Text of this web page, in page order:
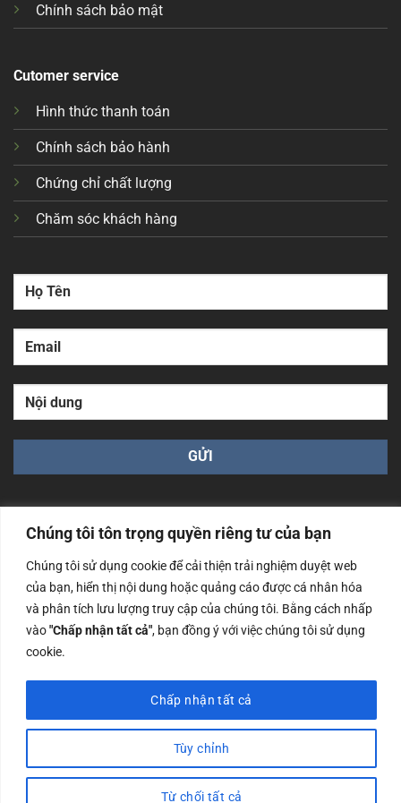
Chúng tôi tôn trọng quyền riêng tư của bạn
Chúng tôi sử dụng cookie để cải thiện trải nghiệm duyệt web
của bạn, hiển thị nội dung hoặc quảng cáo được cá nhân hóa
và phân tích lưu lượng truy cập của chúng tôi. Bằng cách nhấp
vào"Chấp nhận tất cả", bạn đồng ý với việc chúng tôi sử dụng
cookie.
Tùy chỉnh
Từ chối tất cả
Chấp nhận tất cả
Chính sách bảo mật
Cutomer service
Hình thức thanh toán
Chính sách bảo hành
Chứng chỉ chất lượng
Chăm sóc khách hàng
Công ty TNHH Nam Bình Xương - Số ĐKKD: 0108783483
cấp ngày 14/06/2019 bởi Sở Kế Hoạch và Đầu Tư Tp. Hà
Nội
Copyrights @2023 Nam Binh Xuong. All Rights Reserved